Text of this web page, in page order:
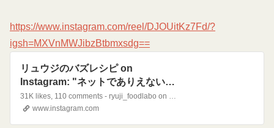
https://www.instagram.com/reel/DJOUitKz7Fd/?
igsh=MXVnMWJibzBtbmxsdg==
リュウジのバズレシピ on
Instagram: "ネットでありえない唐
揚げの作り方がバズってたので晒し
ます#リュウジのバズレシピ#料理#
小麦粉#唐揚げ#検証"
31K likes, 110 comments - ryuji_foodlabo on May 4, 2025: "ネットでありえない唐揚げの作り方がバズってたので晒します#リュウジのバズレシピ#料理#小麦粉#唐揚げ#検証".
www.instagram.com